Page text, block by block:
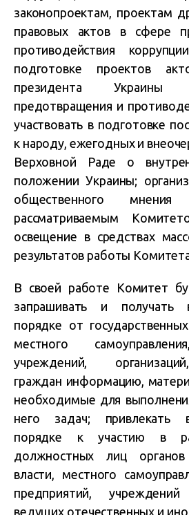
законопроектам, проектам
правовых актов в сфере
противодействия
подготовке проектов
президента
предотвращения и
участвовать в подготовке
к народу, ежегодных и
Верховной Раде о
положении Украины;
общественного
рассматриваемым
освещение в средствах
результатов работы
В своей работе Комитет
запрашивать и получать
порядке от
местного
учреждений,
граждан информацию,
необходимые для
него задач; привлекать
порядке к участию в
должностных лиц органов
власти, местного
предприятий,
ведущих отечественных и